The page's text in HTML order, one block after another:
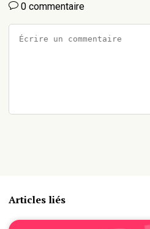
0 commentaire
Articles liés